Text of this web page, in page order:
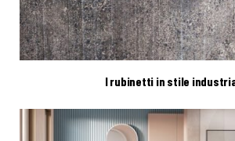
I rubinetti in stile